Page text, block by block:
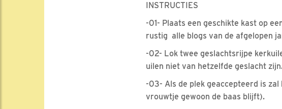
INSTRUCTIES
-01- Plaats een geschikte kast op
rustig alle blogs van de afgelopen
-02- Lok twee geslachtsrijpe
uilen niet van hetzelfde geslacht
-03- Als de plek geaccepteerd is
vrouwtje gewoon de baas blijft).